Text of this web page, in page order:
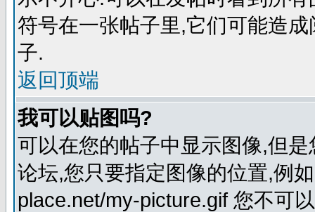
符号在一张帖子里,它们可能造
子.
返回顶端
我可以贴图吗?
可以在您的帖子中显示图像,但
论坛,您只要指定图像的位置,例
place.net/my-picture.gif 您不可